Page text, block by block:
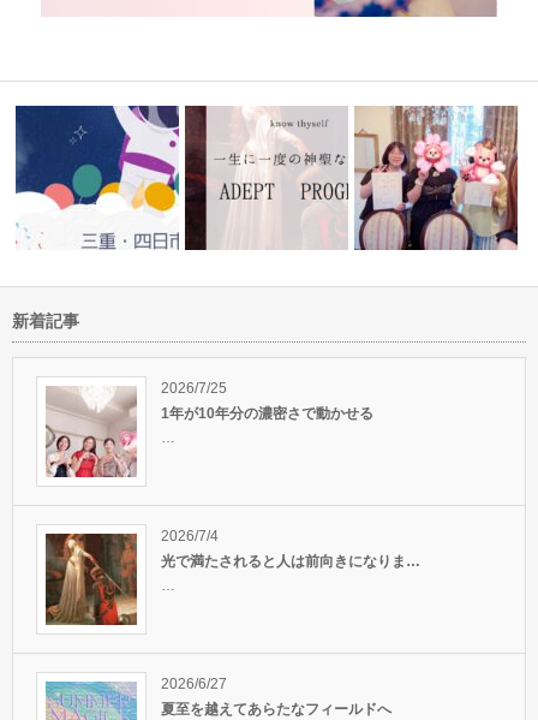
自分が主人公として生きるアデ
やりたいことをやり、本
新着記事
2026/7/25
1年が10年分の濃密さで動かせる
…
2026/7/4
光で満たされると人は前向きになりま…
…
2026/6/27
夏至を越えてあらたなフィールドへ